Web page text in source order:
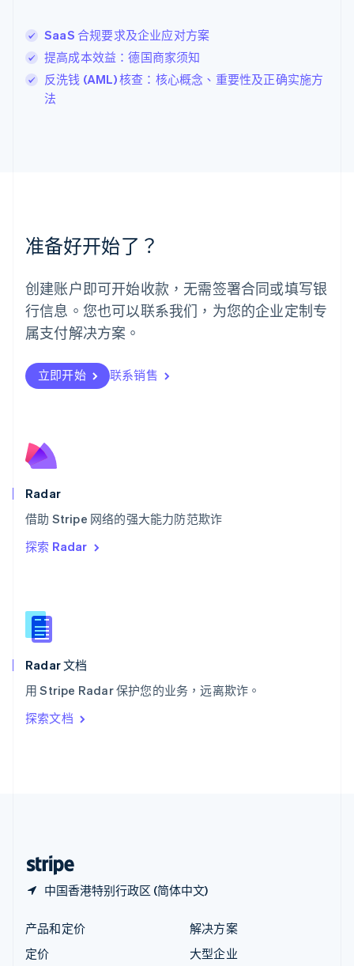
SaaS 合规要求及企业应对方案
提高成本效益：德国商家须知
反洗钱 (AML) 核查：核心概念、重要性及正确实施方
法
准备好开始了？
创建账户即可开始收款，无需签署合同或填写银
行信息。您也可以联系我们，为您的企业定制专
属支付解决方案。
立即开始 联系销售
Radar
借助 Stripe 网络的强大能力防范欺诈
探索 Radar
Radar 文档
用 Stripe Radar 保护您的业务，远离欺诈。
探索文档
中国香港特别行政区 (简体中文)
卢森堡
罗马尼亚
English
马尔他
English
葡萄牙
日本
日本語English
瑞典
SvenskaEnglish
Deutsch FrançaisItaliano English
塞浦路斯
斯洛文尼亚
English
ไทย
希腊
English
西班牙
新西兰
English
匈牙利
English
ItalianoEnglish
印度
English
产品和定价
定价
解决方案
大型企业